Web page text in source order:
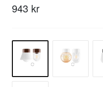
943 kr